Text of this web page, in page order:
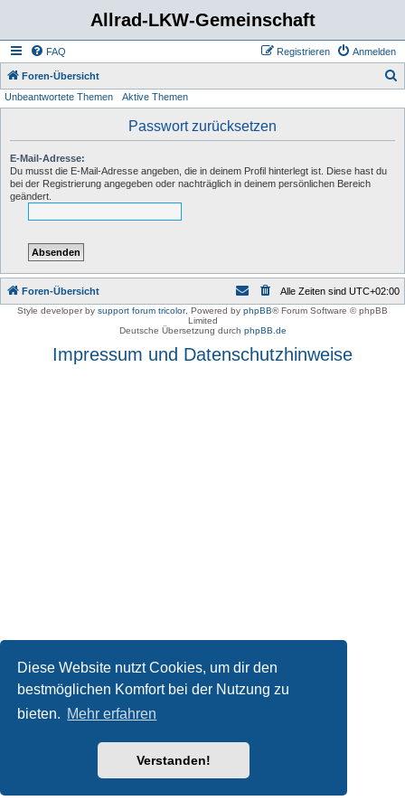
Diese Website nutzt Cookies, um dir den
bestmöglichen Komfort bei der Nutzung zu
bieten. Mehr erfahren
Verstanden!
Allrad-LKW-Gemeinschaft
FAQ Anmelden
Registrieren
Foren-Übersicht
Unbeantwortete Themen Aktive Themen
Passwort zurücksetzen
E-Mail-Adresse:
Du musst die E-Mail-Adresse angeben, die in deinem Profil hinterlegt ist. Diese hast du
bei der Registrierung angegeben oder nachträglich in deinem persönlichen Bereich
geändert.
Foren-Übersicht Alle Zeiten sind UTC+02:00
Style developer by support forum tricolor, Powered by phpBB® Forum Software © phpBB
Limited
Deutsche Übersetzung durch phpBB.de
Impressum und Datenschutzhinweise